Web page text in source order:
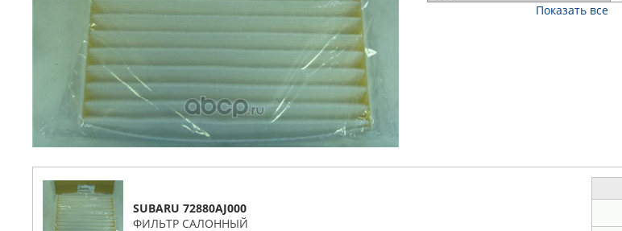
Показать все
SUBARU 72880AJ000
ФИЛЬТР САЛОННЫЙ